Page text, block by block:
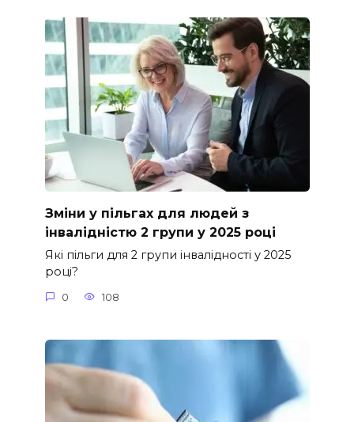
Зміни у пільгах для людей з
інвалідністю 2 групи у 2025 році
Які пільги для 2 групи інвалідності у 2025
році?
0 108